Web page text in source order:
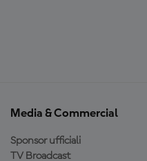
Media & Commercial
Sponsor ufficiali
TV Broadcast